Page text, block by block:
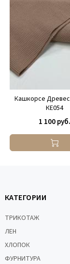
Кашкорсе
КЕ054
1 100 руб.
КАТЕГОРИИ
ТРИКОТАЖ
ЛЕН
ХЛОПОК
ФУРНИТУРА